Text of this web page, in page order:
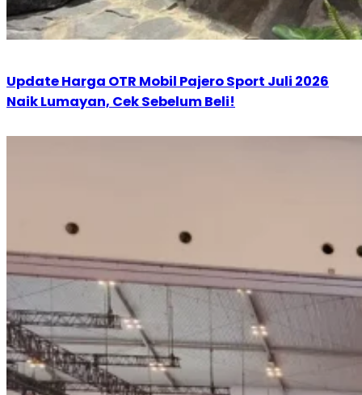
Update Harga OTR Mobil Pajero Sport Juli 2026
Naik Lumayan, Cek Sebelum Beli!